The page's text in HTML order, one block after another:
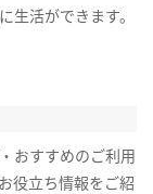
生活ができます。
おすすめのご利用
役立ち情報をご紹